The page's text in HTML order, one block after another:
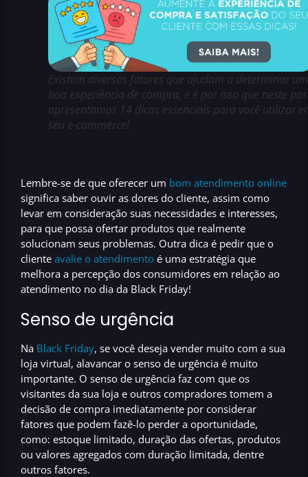
Existem diversos fatores que ajudam a determinar
boa experiência de compra, e é por isso que neste
apresentamos 14 dicas essenciais para você utilizar
seu e-commerce!
Lembre-se de que oferecer um bom atendimento online
significa saber ouvir as dores do cliente, assim como
levar em consideração suas necessidades e interesses,
para que possa ofertar produtos que realmente
solucionam seus problemas. Outra dica é pedir que o
cliente avalie o atendimento é uma estratégia que
melhora a percepção dos consumidores em relação ao
atendimento no dia da Black Friday!
Senso de urgência
Na Black Friday, se você deseja vender muito com a sua
loja virtual, alavancar o senso de urgência é muito
importante. O senso de urgência faz com que os
visitantes da sua loja e outros compradores tomem a
decisão de compra imediatamente por considerar
fatores que podem fazê-lo perder a oportunidade,
como: estoque limitado, duração das ofertas, produtos
ou valores agregados com duração limitada, dentre
outros fatores.